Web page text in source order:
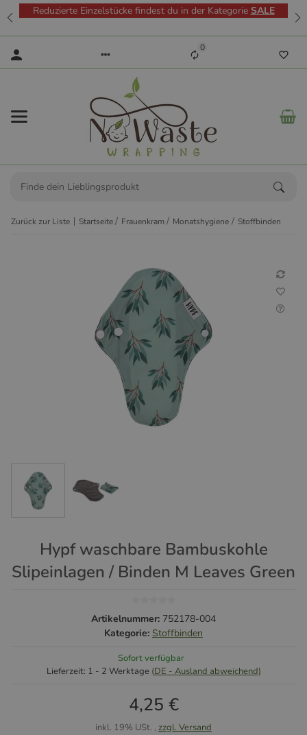
Reduzierte Einzelstücke findest du in der Kategorie SALE
0
Zurück zur Liste Startseite Frauenkram Monatshygiene Stoffbinden
Hypf waschbare Bambuskohle
Slipeinlagen / Binden M Leaves Green
Artikelnummer: 752178-004
Kategorie: Stoffbinden
Sofort verfügbar
Lieferzeit: 1 - 2 Werktage (DE - Ausland abweichend)
4,25 €
inkl. 19% USt. , zzgl. Versand